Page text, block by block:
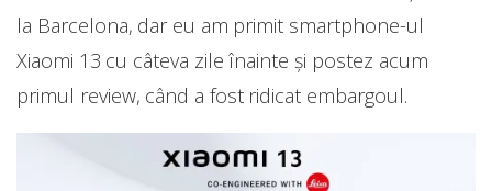
la Barcelona, dar eu am primit smartphone-ul
Xiaomi 13 cu câteva zile înainte și postez acum
primul review, când a fost ridicat embargoul.